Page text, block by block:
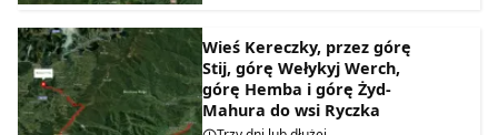
Wieś Kereczky, przez górę
Stij, górę Wełykyj Werch,
górę Hemba i górę Żyd-
Mahura do wsi Ryczka